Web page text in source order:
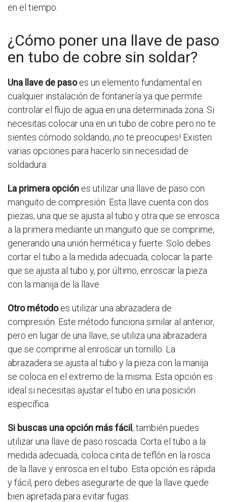
en el tiempo.
¿Cómo poner una llave de paso
en tubo de cobre sin soldar?
Una llave de pasoes un elemento fundamental en
cualquier instalación de fontanería ya que permite
controlar el flujo de agua en una determinada zona. Si
necesitas colocar una en un tubo de cobre pero no te
sientes cómodo soldando, ¡no te preocupes! Existen
varias opciones para hacerlo sin necesidad de
soldadura.
La primera opción es utilizar una llave de paso con
manguito de compresión. Esta llave cuenta con dos
piezas, una que se ajusta al tubo y otra que se enrosca
a la primera mediante un manguito que se comprime,
generando una unión hermética y fuerte. Solo debes
cortar el tubo a la medida adecuada, colocar la parte
que se ajusta al tubo y, por último, enroscar la pieza
con la manija de la llave.
Otro métodoes utilizar una abrazadera de
compresión. Este método funciona similar al anterior,
pero en lugar de una llave, se utiliza una abrazadera
que se comprime al enroscar un tornillo. La
abrazadera se ajusta al tubo y la pieza con la manija
se coloca en el extremo de la misma. Esta opción es
ideal si necesitas ajustar el tubo en una posición
específica.
Si buscas una opción más fácil, también puedes
utilizar una llave de paso roscada. Corta el tubo a la
medida adecuada, coloca cinta de teflón en la rosca
de la llave y enrosca en el tubo. Esta opción es rápida
y fácil, pero debes asegurarte de que la llave quede
bien apretada para evitar fugas.